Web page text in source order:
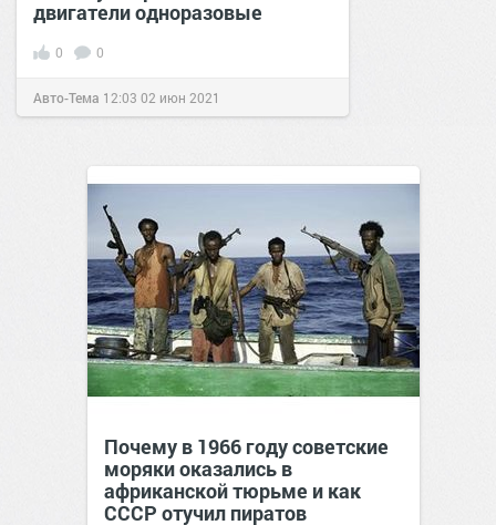
двигатели одноразовые
0 0
Авто-Тема 12:03 02 июн 2021
Почему в 1966 году советские
моряки оказались в
африканской тюрьме и как
СССР отучил пиратов